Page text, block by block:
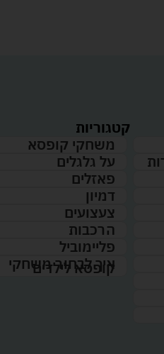
קטגוריות
משחקי קופסא
על גלגלים
פאזלים
דמיון
צעצועים
הרכבות
פליימוביל
איך לבחור משחקי
קופסא לילדים